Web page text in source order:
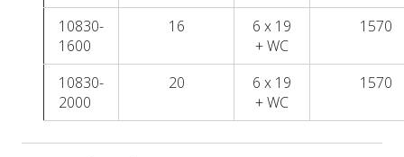
10830-
1600
16
6 x 19
+ WC
1570
10830-
2000
20
6 x 19
+ WC
1570